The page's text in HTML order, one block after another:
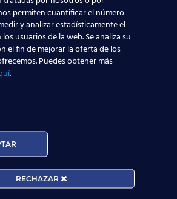
España y por qué la aviación
Madrid-Barajas supera los 6
en mayo: ¿qué significa
TCP?
permiten cuantificar el número
y analizar estadísticamente el
usuarios de la web. Se analiza su
el fin de mejorar la oferta de los
Puedes obtener más
.
RECHAZAR